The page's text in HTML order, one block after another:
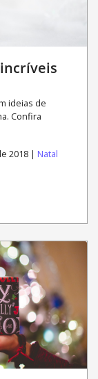
ideias de
Confira
2018 | Natal